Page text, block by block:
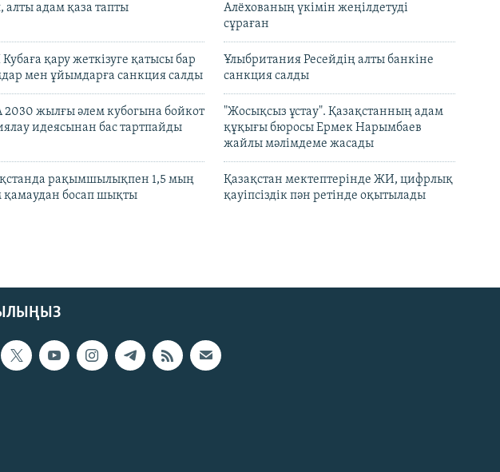
алты адам қаза тапты
Алёхованың үкімін жеңілдетуді
сұраған
қару жеткізуге қатысы бар
мен ұйымдарға санкция салды
Ұлыбритания Ресейдің алты банкіне
санкция салды
2030 жылғы әлем кубогына бойкот
идеясынан бас тартпайды
"Жосықсыз ұстау". Қазақстанның адам
құқығы бюросы Ермек Нарымбаев
жайлы мәлімдеме жасады
рақымшылықпен 1,5 мың
қамаудан босап шықты
Қазақстан мектептерінде ЖИ, цифрлық
қауіпсіздік пән ретінде оқытылады